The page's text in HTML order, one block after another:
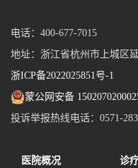
电话：400-677-7015
地址：浙江省杭州市上城区
浙ICP备2022025851号-1
蒙公网安备
投诉举报热线电话：0571-
医院概况 诊